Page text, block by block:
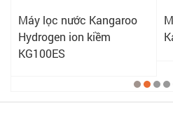
Máy lọc nước Kangaroo
Hydrogen ion kiềm
KG100ES